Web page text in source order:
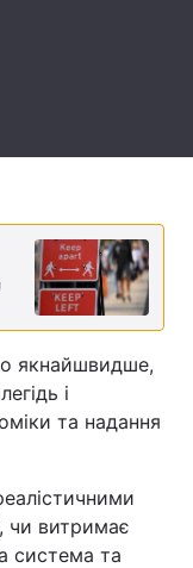
якнайшвидше,
і
та надання
чи витримає
система та